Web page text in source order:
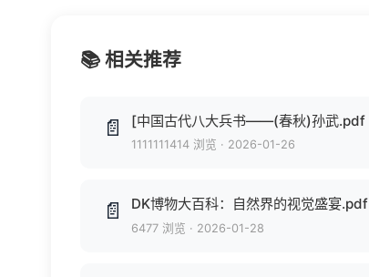
📚 相关推荐
📄 [中国古代八大兵书——(春秋)孙武.pdf
1111111414 浏览 · 2026-01-26
📄 DK博物大百科：自然界的视觉盛宴.pdf
6477 浏览 · 2026-01-28